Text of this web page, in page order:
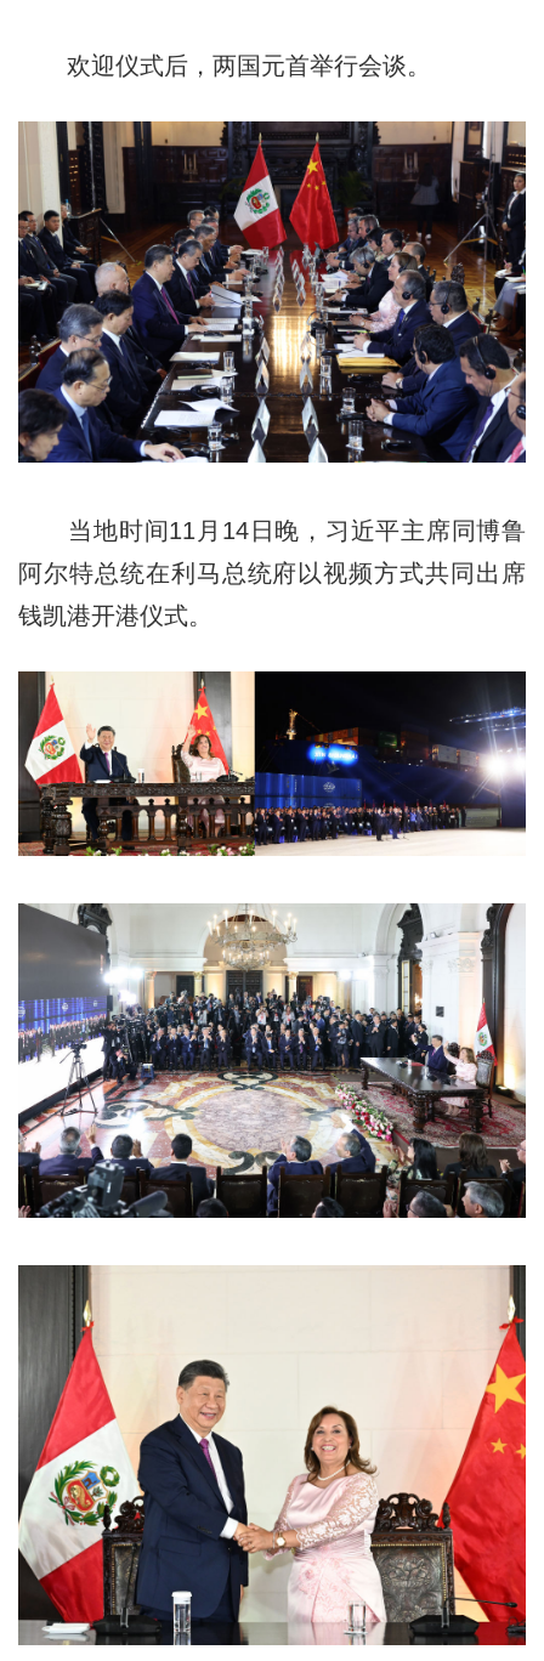
欢迎仪式后，两国元首举行会谈。
当地时间11月14日晚，习近平主席同博鲁
阿尔特总统在利马总统府以视频方式共同出席
钱凯港开港仪式。